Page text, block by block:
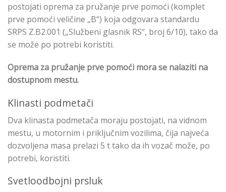
postojati oprema za pružanje prve pomoći (komplet
prve pomoći veličine „B“) koja odgovara standardu
SRPS Z.B2.001 („Službeni glasnik RS“, broj 6/10), tako da
se može po potrebi koristiti.
Oprema za pružanje prve pomoći mora se nalaziti na
dostupnom mestu.
Klinasti podmetači
Dva klinasta podmetača moraju postojati, na vidnom
mestu, u motornim i priključnim vozilima, čija najveća
dozvoljena masa prelazi 5 t tako da ih vozač može, po
potrebi, koristiti.
Svetloodbojni prsluk